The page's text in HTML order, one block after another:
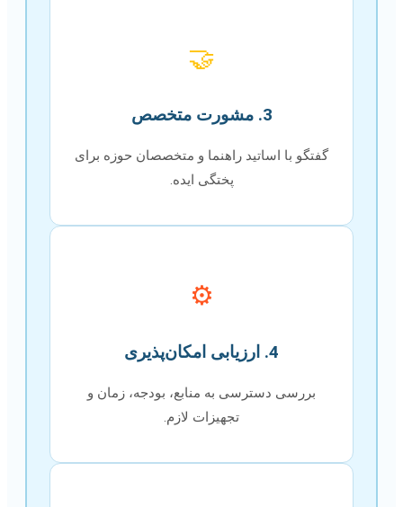
🤝
3. مشورت متخصص
گفتگو با اساتید راهنما و متخصصان حوزه برای
پختگی ایده.
⚙️
4. ارزیابی امکان‌پذیری
بررسی دسترسی به منابع، بودجه، زمان و
تجهیزات لازم.